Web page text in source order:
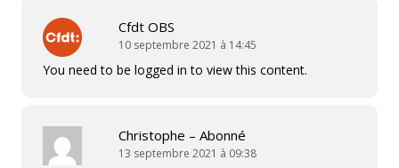
Cfdt OBS
10 septembre 2021 à 14:45
You need to be logged in to view this content.
Christophe – Abonné
13 septembre 2021 à 09:38